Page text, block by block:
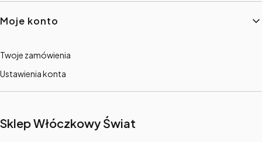
Moje konto
Twoje zamówienia
Ustawienia konta
Sklep Włóczkowy Świat